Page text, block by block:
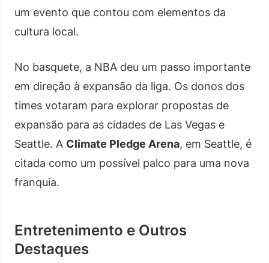
um evento que contou com elementos da
cultura local.
No basquete, a NBA deu um passo importante
em direção à expansão da liga. Os donos dos
times votaram para explorar propostas de
expansão para as cidades de Las Vegas e
Seattle. A Climate Pledge Arena, em Seattle, é
citada como um possível palco para uma nova
franquia.
Entretenimento e Outros
Destaques